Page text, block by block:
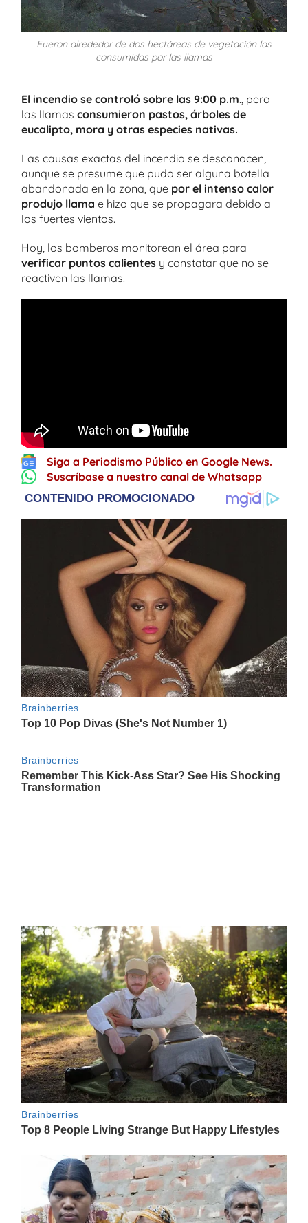
Fueron alrededor de dos hectáreas de vegetación las
consumidas por las llamas
El incendio se controló sobre las 9:00 p.m., pero
las llamas consumieron pastos, árboles de
eucalipto, mora y otras especies nativas.
Las causas exactas del incendio se desconocen,
aunque se presume que pudo ser alguna botella
abandonada en la zona, que por el intenso calor
produjo llama e hizo que se propagara debido a
los fuertes vientos.
Hoy, los bomberos monitorean el área para
verificar puntos calientes y constatar que no se
reactiven las llamas.
Siga a Periodismo Público en Google News.
Suscríbase a nuestro canal de Whatsapp